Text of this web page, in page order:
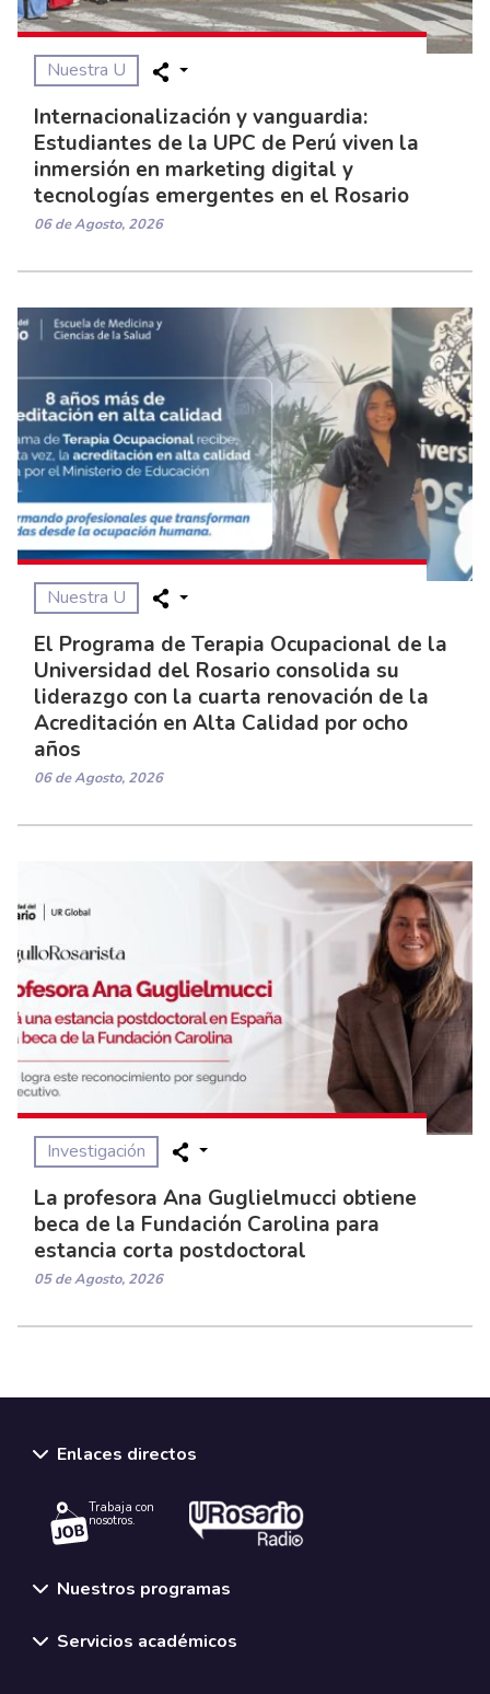
Nuestra U
Internacionalización y vanguardia:
Estudiantes de la UPC de Perú viven la
inmersión en marketing digital y
tecnologías emergentes en el Rosario
06 de Agosto, 2026
Nuestra U
El Programa de Terapia Ocupacional de la
Universidad del Rosario consolida su
liderazgo con la cuarta renovación de la
Acreditación en Alta Calidad por ocho
años
06 de Agosto, 2026
Investigación
La profesora Ana Guglielmucci obtiene
beca de la Fundación Carolina para
estancia corta postdoctoral
05 de Agosto, 2026
Enlaces directos
Trabaja con
nosotros.
Nuestros programas
Servicios académicos